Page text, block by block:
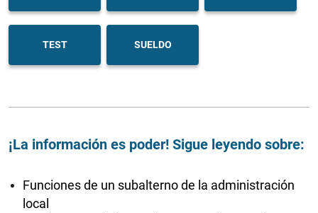
TEST SUELDO
¡La información es poder! Sigue leyendo sobre:
Funciones de un subalterno de la administración
local